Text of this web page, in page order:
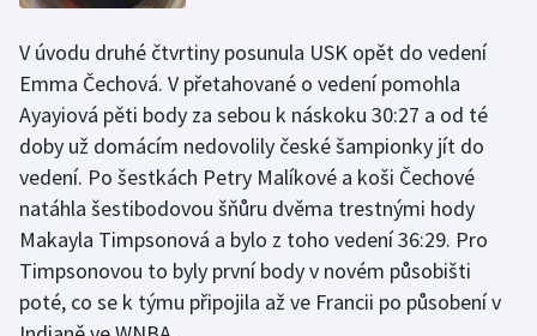
Parasport
Plavání
Plážový volejbal
Ragby
Rychlobruslení
Rychlostní kanoistika
V úvodu druhé čtvrtiny posunula USK opět do vedení
Emma Čechová. V přetahované o vedení pomohla
Ayayiová pěti body za sebou k náskoku 30:27 a od té
doby už domácím nedovolily české šampionky jít do
vedení. Po šestkách Petry Malíkové a koši Čechové
natáhla šestibodovou šňůru dvěma trestnými hody
Makayla Timpsonová a bylo z toho vedení 36:29. Pro
Timpsonovou to byly první body v novém působišti
poté, co se k týmu připojila až ve Francii po působení v